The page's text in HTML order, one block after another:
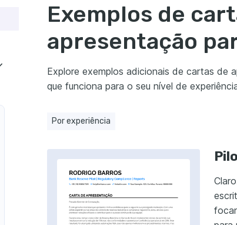
Exemplos de
apresentação
Explore exemplos adicionais de cartas de
que funciona para o seu nível de
Por experiência